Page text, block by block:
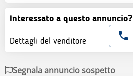
Interessato a questo annuncio?
Dettagli del venditore
Segnala annuncio sospetto